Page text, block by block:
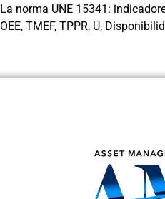
La norma UNE 15341:
OEE, TMEF, TPPR, U,